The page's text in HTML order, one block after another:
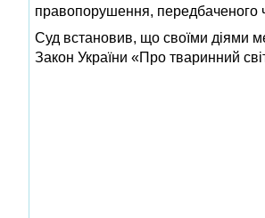
правопорушення, передбаченого
Суд встановив, що своїми діями
Закон України «Про тваринний